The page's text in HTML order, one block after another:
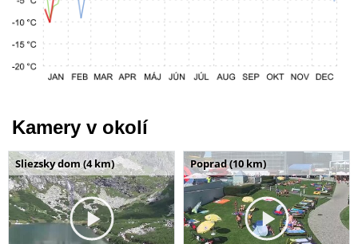
Kamery v okolí
Sliezsky dom (4 km) Poprad (10 km)